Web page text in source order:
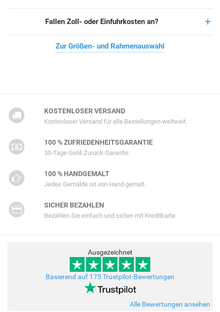
Fallen Zoll- oder Einfuhrkosten an?
Zur Größen- und Rahmenauswahl
KOSTENLOSER VERSAND
Kostenloser Versand für alle Bestellungen weltweit.
100 % ZUFRIEDENHEITSGARANTIE
30-Tage-Geld-Zurück-Garantie.
100 % HANDGEMALT
Jedes Gemälde ist von Hand gemalt.
SICHER BEZAHLEN
Bezahlen Sie einfach und sicher mit Kreditkarte.
Ausgezeichnet
Basierend auf 175 Trustpilot-Bewertungen
Alle Bewertungen ansehen